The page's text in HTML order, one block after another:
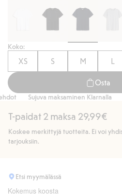
Koko:
XS S M L
Osta
Sujuva maksaminen Klarnalla
T-paidat 2 maksa 29,99€
Koskee merkittyjä tuotteita. Ei voi
tarjouksiin.
Etsi myymälässä
Kokemus koosta